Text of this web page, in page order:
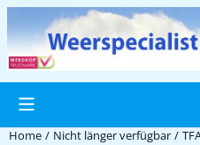
Cookie-Einstellungen verfügbar.
Home / Nicht länger verfügbar /